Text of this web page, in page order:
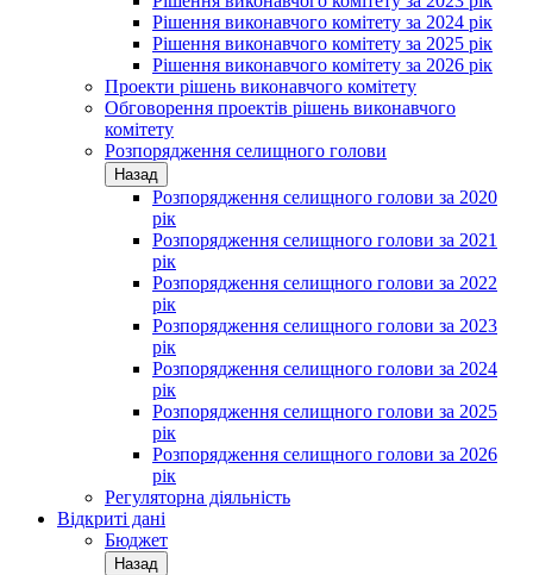
Рішення виконавчого комітету за 2024 рік
Рішення виконавчого комітету за 2025 рік
Рішення виконавчого комітету за 2026 рік
Проекти рішень виконавчого комітету
Обговорення проектів рішень виконавчого
комітету
Розпорядження селищного голови
Назад
Розпорядження селищного голови за 2020
рік
Розпорядження селищного голови за 2021
рік
Розпорядження селищного голови за 2022
рік
Розпорядження селищного голови за 2023
рік
Розпорядження селищного голови за 2024
рік
Розпорядження селищного голови за 2025
рік
Розпорядження селищного голови за 2026
рік
Регуляторна діяльність
Відкриті дані
Бюджет
Назад